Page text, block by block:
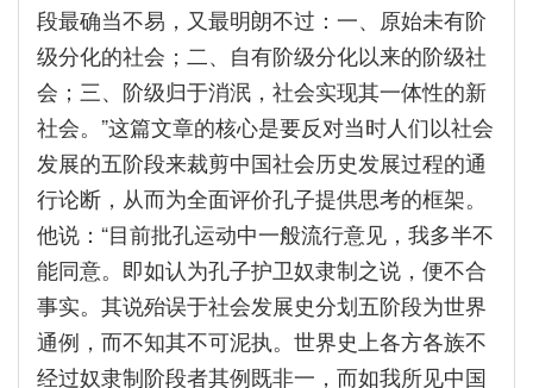
段最确当不易，又最明朗不过：一、原始未有阶
级分化的社会；二、自有阶级分化以来的阶级社
会；三、阶级归于消泯，社会实现其一体性的新
社会。”这篇文章的核心是要反对当时人们以社会
发展的五阶段来裁剪中国社会历史发展过程的通
行论断，从而为全面评价孔子提供思考的框架。
他说：“目前批孔运动中一般流行意见，我多半不
能同意。即如认为孔子护卫奴隶制之说，便不合
事实。其说殆误于社会发展史分划五阶段为世界
通例，而不知其不可泥执。世界史上各方各族不
经过奴隶制阶段者其例既非一，而如我所见中国